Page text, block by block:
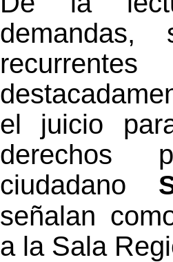
el juicio
derechos
ciudadano
señalan
a la Sala